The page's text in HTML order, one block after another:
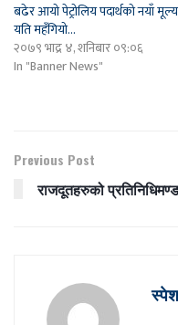
बढेर आयो पेट्रोलिय पदार्थको नयाँ
यति महँगियो…
२०७९ भाद्र ४, शनिबार ०९:०६
In "Banner News"
Previous Post
राजदूतहरुको